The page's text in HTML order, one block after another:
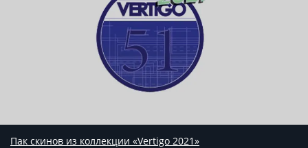
Пак скинов из коллекции «Vertigo 2021»